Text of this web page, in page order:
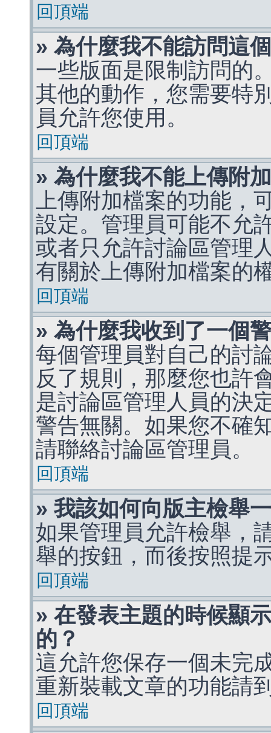
回頂端
» 為什麼我不能訪問這
一些版面是限制訪問的
其他的動作，您需要特
員允許您使用。
回頂端
» 為什麼我不能上傳附
上傳附加檔案的功能，
設定。管理員可能不允
或者只允許討論區管理
有關於上傳附加檔案的
回頂端
» 為什麼我收到了一個
每個管理員對自己的討
反了規則，那麼您也許
是討論區管理人員的決
警告無關。如果您不確
請聯絡討論區管理員。
回頂端
» 我該如何向版主檢舉
如果管理員允許檢舉，
舉的按鈕，而後按照提
回頂端
» 在發表主題的時候顯
的？
這允許您保存一個未完
重新裝載文章的功能請
回頂端